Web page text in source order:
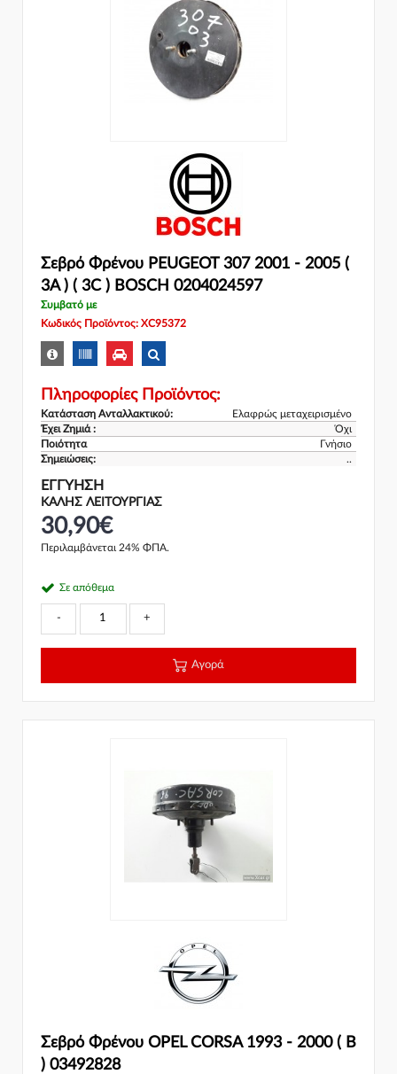
Σεβρό Φρένου PEUGEOT 307 2001 - 2005 (
3A ) ( 3C ) BOSCH 0204024597
Συμβατό με
Κωδικός Προϊόντος: XC95372
Πληροφορίες Προϊόντος:
Κατάσταση Ανταλλακτικού:
Ελαφρώς μεταχειρισμένο
Έχει Ζημιά :
Όχι
Ποιότητα
Γνήσιο
Σημειώσεις:
..
ΕΓΓΎΗΣΗ
ΚΑΛΗΣ ΛΕΙΤΟΥΡΓΙΑΣ
30,90€
Περιλαμβάνεται 24% ΦΠΑ.
Σε απόθεμα
- +
Αγορά
Σεβρό Φρένου OPEL CORSA 1993 - 2000 ( B
) 03492828